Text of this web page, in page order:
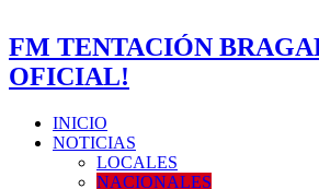
FM TENTACIÓN
OFICIAL!
INICIO
NOTICIAS
LOCALES
NACIONALES